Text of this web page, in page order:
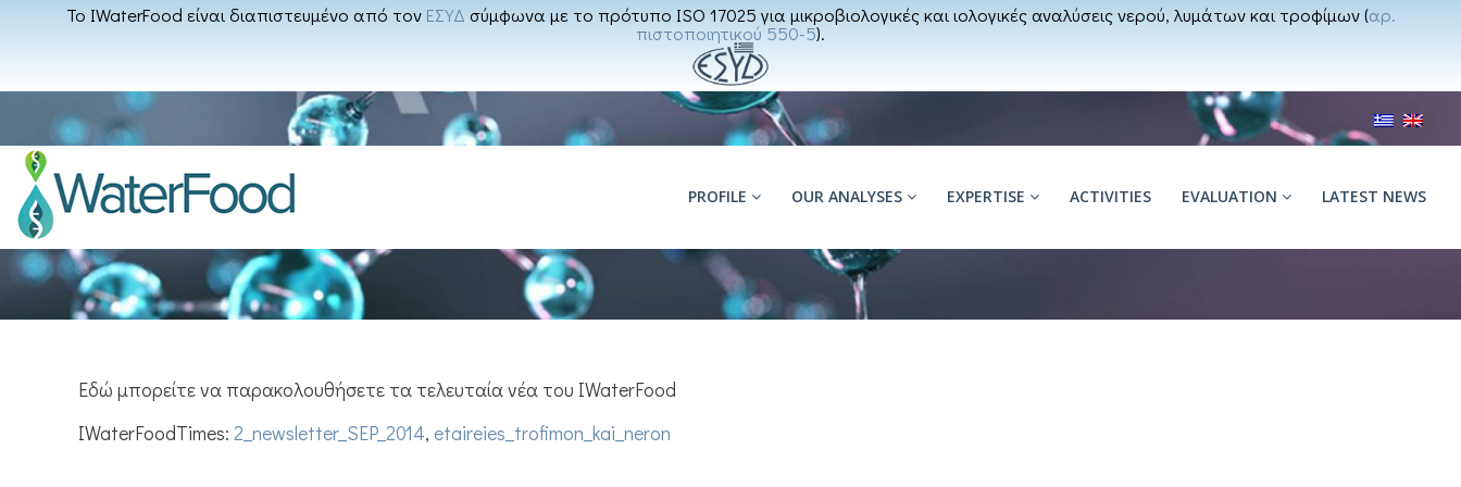
Το IWaterFood είναι διαπιστευμένο από τον ΕΣΥΔ σύμφωνα με το πρότυπο ISO 17025 για μικροβιολογικές και ιολογικές αναλύσεις νερού, λυμάτων και τροφίμων (αρ.
πιστοποιητικού 550-5).
PROFILE OUR ANALYSES EXPERTISE ACTIVITIES EVALUATION LATEST NEWS
Εδώ μπορείτε να παρακολουθήσετε τα τελευταία νέα του IWaterFood
IWaterFoodTimes: 2_newsletter_SEP_2014, etaireies_trofimon_kai_neron